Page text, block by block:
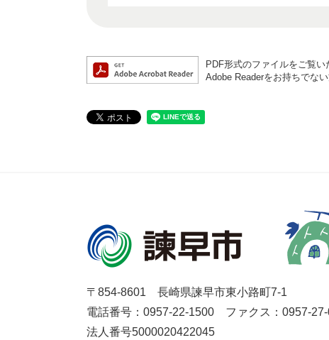
PDF形式のファイルをご覧い
Adobe Readerをお持ちでな
〒854-8601 長崎県諫早市東小路町7-1
電話番号：0957-22-1500
ファクス：0957-
法人番号5000020422045